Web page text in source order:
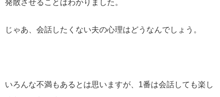
発散させることはわかりました。
じゃあ、会話したくない夫の心理はどうなんでしょう。
いろんな不満もあるとは思いますが、1番は会話しても楽し